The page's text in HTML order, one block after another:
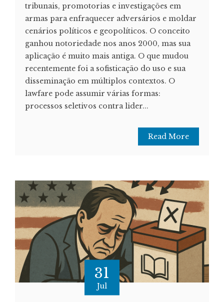
tribunais, promotorias e investigações em
armas para enfraquecer adversários e moldar
cenários políticos e geopolíticos. O conceito
ganhou notoriedade nos anos 2000, mas sua
aplicação é muito mais antiga. O que mudou
recentemente foi a sofisticação do uso e sua
disseminação em múltiplos contextos. O
lawfare pode assumir várias formas:
processos seletivos contra lider...
Read More
31
Jul